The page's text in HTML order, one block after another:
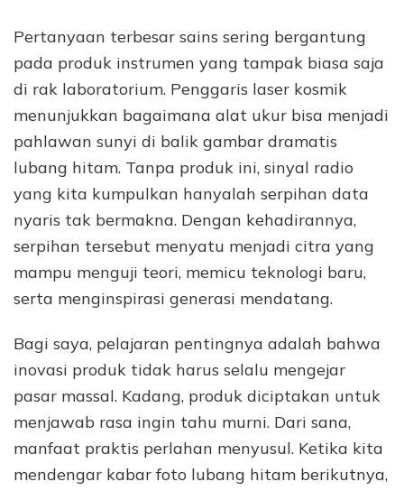
Pertanyaan terbesar sains sering bergantung
pada produk instrumen yang tampak biasa saja
di rak laboratorium. Penggaris laser kosmik
menunjukkan bagaimana alat ukur bisa menjadi
pahlawan sunyi di balik gambar dramatis
lubang hitam. Tanpa produk ini, sinyal radio
yang kita kumpulkan hanyalah serpihan data
nyaris tak bermakna. Dengan kehadirannya,
serpihan tersebut menyatu menjadi citra yang
mampu menguji teori, memicu teknologi baru,
serta menginspirasi generasi mendatang.
Bagi saya, pelajaran pentingnya adalah bahwa
inovasi produk tidak harus selalu mengejar
pasar massal. Kadang, produk diciptakan untuk
menjawab rasa ingin tahu murni. Dari sana,
manfaat praktis perlahan menyusul. Ketika kita
mendengar kabar foto lubang hitam berikutnya,